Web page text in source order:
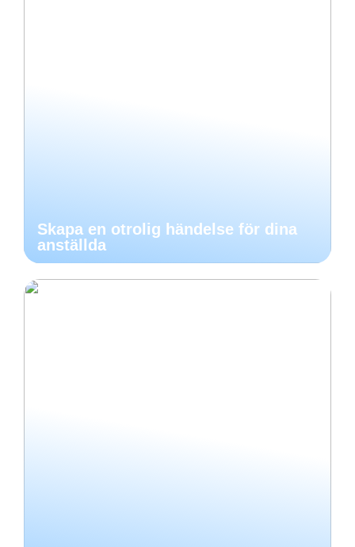
Skapa en otrolig händelse för dina
anställda